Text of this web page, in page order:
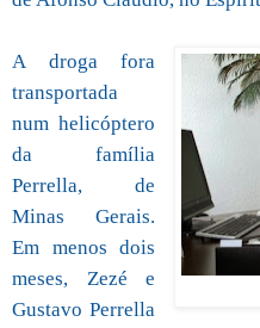
A droga fora
transportada
num helicóptero
da família
Perrella, de
Minas Gerais.
Em menos dois
meses, Zezé e
Gustavo Perrella